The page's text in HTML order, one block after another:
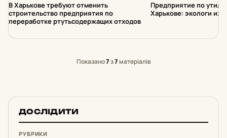
В Харькове требуют отменить
строительство предприятия по
переработке ртутьсодержащих отходов
Предприятие по
Харькове: экологи
Показано7з7матеріалів
ДОСЛІДИТИ
РУБРИКИ